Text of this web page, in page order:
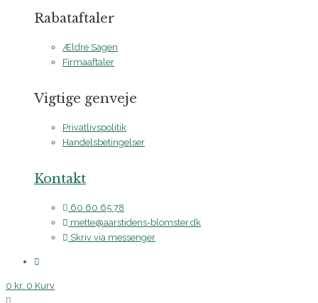
Rabataftaler
Ældre Sagen
Firmaaftaler
Vigtige genveje
Privatlivspolitik
Handelsbetingelser
Kontakt
60 60 65 78
mette@aarstidens-blomster.dk
Skriv via messenger
0 kr. 0 Kurv